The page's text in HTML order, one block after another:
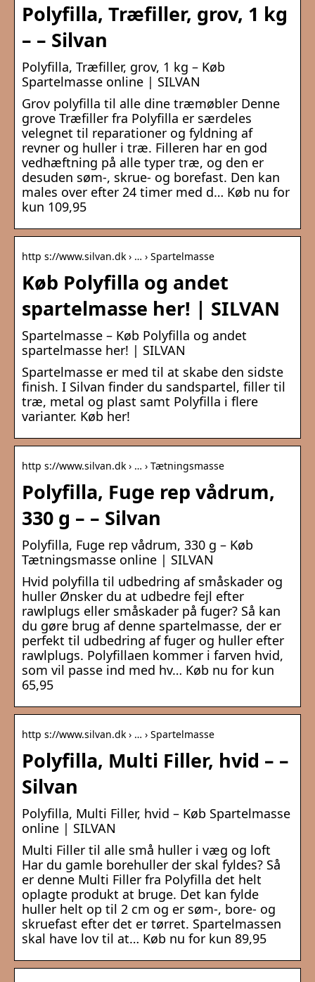
Polyfilla, Træfiller, grov, 1 kg
– – Silvan
Polyfilla, Træfiller, grov, 1 kg – Køb
Spartelmasse online | SILVAN
Grov polyfilla til alle dine træmøbler Denne
grove Træfiller fra Polyfilla er særdeles
velegnet til reparationer og fyldning af
revner og huller i træ. Filleren har en god
vedhæftning på alle typer træ, og den er
desuden søm-, skrue- og borefast. Den kan
males over efter 24 timer med d… Køb nu for
kun 109,95
http s://www.silvan.dk › … › Spartelmasse
Køb Polyfilla og andet
spartelmasse her! | SILVAN
Spartelmasse – Køb Polyfilla og andet
spartelmasse her! | SILVAN
Spartelmasse er med til at skabe den sidste
finish. I Silvan finder du sandspartel, filler til
træ, metal og plast samt Polyfilla i flere
varianter. Køb her!
http s://www.silvan.dk › … › Tætningsmasse
Polyfilla, Fuge rep vådrum,
330 g – – Silvan
Polyfilla, Fuge rep vådrum, 330 g – Køb
Tætningsmasse online | SILVAN
Hvid polyfilla til udbedring af småskader og
huller Ønsker du at udbedre fejl efter
rawlplugs eller småskader på fuger? Så kan
du gøre brug af denne spartelmasse, der er
perfekt til udbedring af fuger og huller efter
rawlplugs. Polyfillaen kommer i farven hvid,
som vil passe ind med hv… Køb nu for kun
65,95
http s://www.silvan.dk › … › Spartelmasse
Polyfilla, Multi Filler, hvid – –
Silvan
Polyfilla, Multi Filler, hvid – Køb Spartelmasse
online | SILVAN
Multi Filler til alle små huller i væg og loft
Har du gamle borehuller der skal fyldes? Så
er denne Multi Filler fra Polyfilla det helt
oplagte produkt at bruge. Det kan fylde
huller helt op til 2 cm og er søm-, bore- og
skruefast efter det er tørret. Spartelmassen
skal have lov til at… Køb nu for kun 89,95